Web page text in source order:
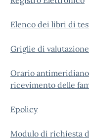
Elenco dei libri di
Griglie di
Orario
ricevimento delle
Epolicy
Modulo di richiesta